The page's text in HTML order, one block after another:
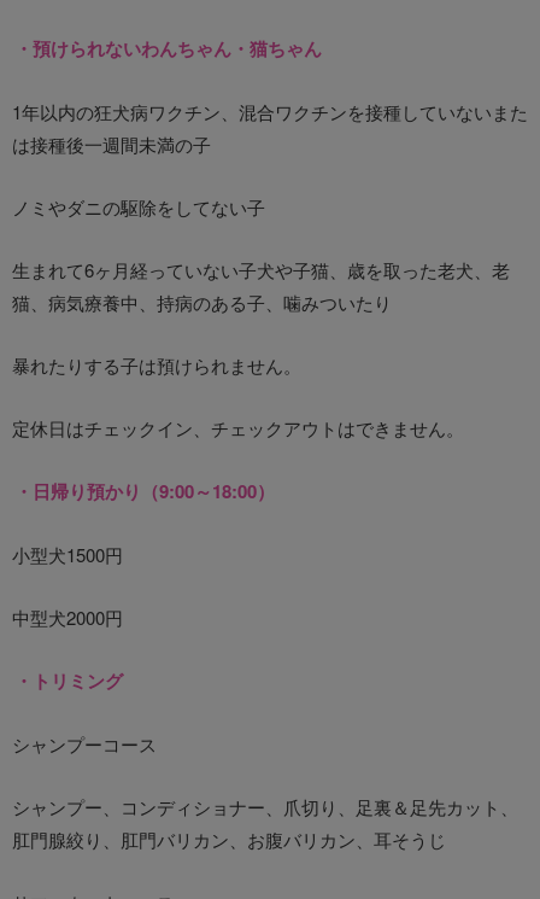
・預けられないわんちゃん・猫ちゃん
1年以内の狂犬病ワクチン、混合ワクチンを接種していないまた
は接種後一週間未満の子
ノミやダニの駆除をしてない子
生まれて6ヶ月経っていない子犬や子猫、歳を取った老犬、老
猫、病気療養中、持病のある子、噛みついたり
暴れたりする子は預けられません。
定休日はチェックイン、チェックアウトはできません。
・日帰り預かり（9:00～18:00）
小型犬1500円
中型犬2000円
・トリミング
シャンプーコース
シャンプー、コンディショナー、爪切り、足裏＆足先カット、
肛門腺絞り、肛門バリカン、お腹バリカン、耳そうじ